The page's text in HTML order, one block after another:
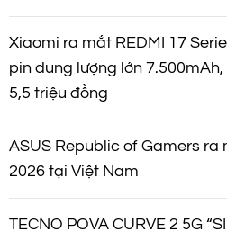
Xiaomi ra mắt REDMI 17
pin dung lượng lớn
5,5 triệu đồng
ASUS Republic of Gamers ra
2026 tại Việt Nam
TECNO POVA CURVE 2 5G